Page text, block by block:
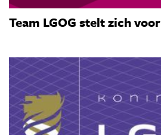
Team LGOG stelt zich voor